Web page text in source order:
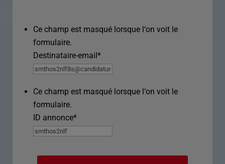
Ce champ est masqué lorsque l‘on voit le
formulaire.
Destinataire-email*
Ce champ est masqué lorsque l‘on voit le
formulaire.
ID annonce*